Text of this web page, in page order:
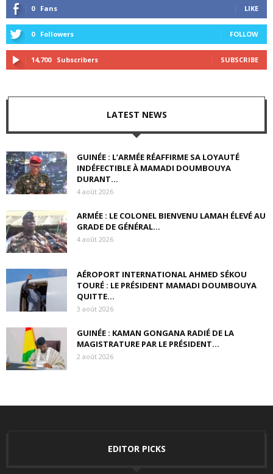
0 Fans LIKE
0 Followers FOLLOW
14,700 Subscribers SUBSCRIBE
LATEST NEWS
GUINÉE : L’ARMÉE RÉAFFIRME SA LOYAUTÉ
INDÉFECTIBLE À MAMADI DOUMBOUYA
DURANT...
4 août 2026
ARMÉE : LE COLONEL BIENVENU LAMAH ÉLEVÉ AU
GRADE DE GÉNÉRAL...
4 août 2026
AÉROPORT INTERNATIONAL AHMED SÉKOU
TOURÉ : LE PRÉSIDENT MAMADI DOUMBOUYA
QUITTE...
3 août 2026
GUINÉE : KAMAN GONGANA RADIÉ DE LA
MAGISTRATURE PAR LE PRÉSIDENT...
2 août 2026
EDITOR PICKS